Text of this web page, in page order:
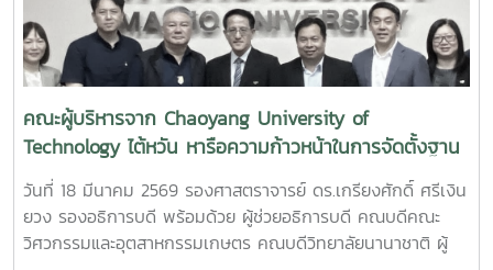
คณะผู้บริหารจาก Chaoyang University of
Technology ไต้หวัน หารือความก้าวหน้าในการจัดตั้งฐาน
ปฏิบัติการ International Talent Circulation Base
(INTECT Base)
วันที่ 18 มีนาคม 2569 รองศาสตราจารย์ ดร.เกรียงศักดิ์ ศรีเงิน
ยวง รองอธิการบดี พร้อมด้วย ผู้ช่วยอธิการบดี คณบดีคณะ
วิศวกรรมและอุตสาหกรรมเกษตร คณบดีวิทยาลัยนานาชาติ ผู้